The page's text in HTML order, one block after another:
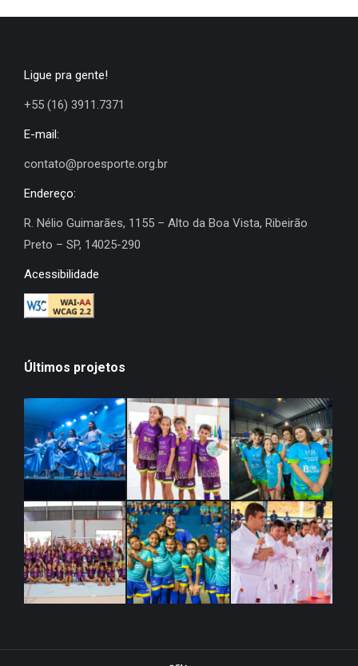
Ligue pra gente!
+55 (16) 3911.7371
E-mail:
contato@proesporte.org.br
Endereço:
R. Nélio Guimarães, 1155 – Alto da Boa Vista, Ribeirão
Preto – SP, 14025-290
Acessibilidade
Últimos projetos